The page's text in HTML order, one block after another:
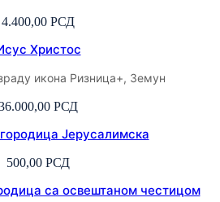
4.400,00 РСД
Христос
икона Ризница+, Земун
РСД
Јерусалимска
500,00 РСД
са освештаном честицом